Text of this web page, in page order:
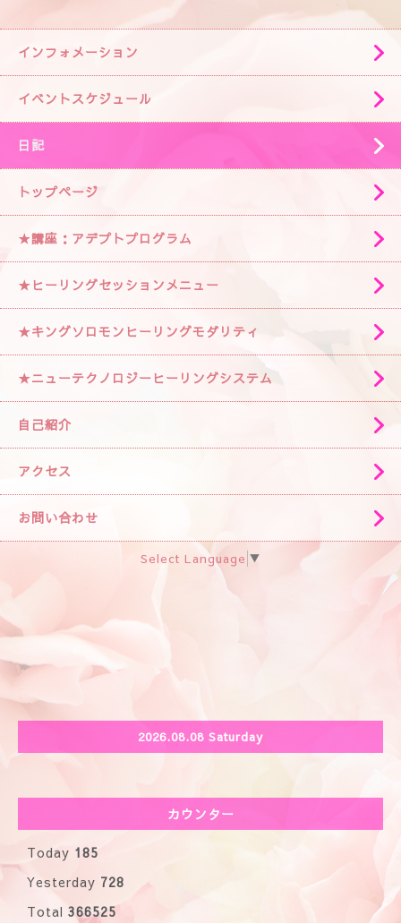
インフォメーション
イベントスケジュール
日記
トップページ
★講座：アデプトプログラム
★ヒーリングセッションメニュー
★キングソロモンヒーリングモダリティ
★ニューテクノロジーヒーリングシステム
自己紹介
アクセス
お問い合わせ
Select Language ▼
2026.08.08 Saturday
カウンター
Today 185
Yesterday 728
Total 366525